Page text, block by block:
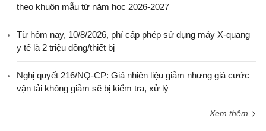
theo khuôn mẫu từ năm học 2026-2027
Từ hôm nay, 10/8/2026, phí cấp phép sử dụng máy X-quang
y tế là 2 triệu đồng/thiết bị
Nghị quyết 216/NQ-CP: Giá nhiên liệu giảm nhưng giá cước
vận tải không giảm sẽ bị kiểm tra, xử lý
Xem thêm